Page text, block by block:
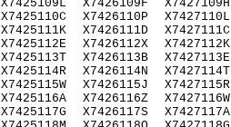
X7425109L
X7425110C
X7425111K
X7425112E
X7425113T
X7425114R
X7425115W
X7425116A
X7425117G
X7426109F
X7426110P
X7426111D
X7426112X
X7426113B
X7426114N
X7426115J
X7426116Z
X7426117S
X7427109H
X7427110L
X7427111C
X7427112K
X7427113E
X7427114T
X7427115R
X7427116W
X7427117A